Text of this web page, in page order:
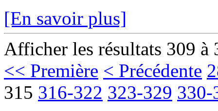
[En savoir plus]
Afficher les résultats 309 à
<< Première < Précédente
315 316-322 323-329 330-